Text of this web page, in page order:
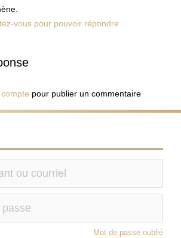
vous pour pouvoir répondre
pour publier un commentaire
Mot de passe oublié